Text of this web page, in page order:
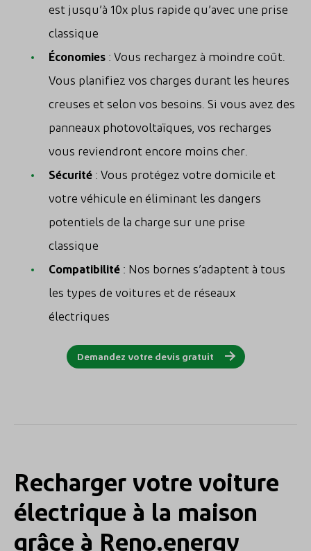
est jusqu’à 10x plus rapide qu’avec une prise
classique
Économies : Vous rechargez à moindre coût.
Vous planifiez vos charges durant les heures
creuses et selon vos besoins. Si vous avez des
panneaux photovoltaïques, vos recharges
vous reviendront encore moins cher.
Sécurité : Vous protégez votre domicile et
votre véhicule en éliminant les dangers
potentiels de la charge sur une prise
classique
Compatibilité : Nos bornes s’adaptent à tous
les types de voitures et de réseaux
électriques
Demandez votre devis gratuit
Recharger votre voiture
électrique à la maison
grâce à Reno.energy